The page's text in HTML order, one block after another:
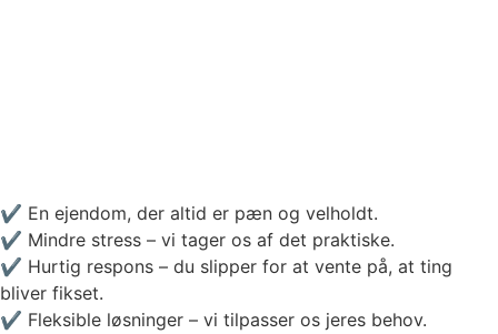
✔️ En ejendom, der altid er pæn og velholdt.
✔️ Mindre stress – vi tager os af det praktiske.
✔️ Hurtig respons – du slipper for at vente på, at ting
bliver fikset.
✔️ Fleksible løsninger – vi tilpasser os jeres behov.